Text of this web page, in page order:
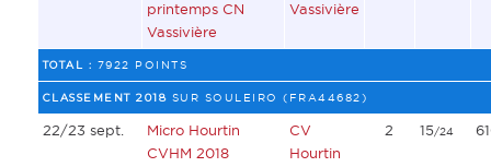
printemps CN
Vassivière
Vassivière
TOTAL : 7922 POINTS
CLASSEMENT 2018 SUR SOULEIRO (FRA44682)
22/23 sept.
Micro Hourtin
CVHM 2018
CV
Hourtin
2 15/24